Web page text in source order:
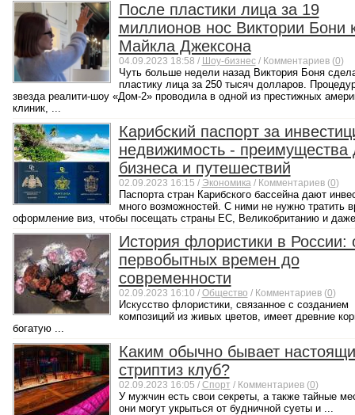
После пластики лица за 19
миллионов нос Виктории Бони
Майкла Джексона
04.09.2023 18:58 / Шоу-бизнес/ Комментариев (0)
Чуть больше недели назад Виктория Боня
пластику лица за 250 тысяч долларов.
звезда реалити-шоу «Дом-2» проводила в одной из престижных
клиник, ...
Карибский паспорт за
недвижимость - преимущества
бизнеса и путешествий
02.09.2023 16:15 / Экономика/ Комментариев (0)
Паспорта стран Карибского бассейна дают
много возможностей. С ними не нужно тратить
оформление виз, чтобы посещать страны ЕС, Великобританию и
История флористики в России:
первобытных времен до
современности
02.09.2023 16:10 / Общество / Комментариев (0)
Искусство флористики, связанное с созданием
композиций из живых цветов, имеет древние
богатую ...
Каким обычно бывает
стриптиз клуб?
02.09.2023 16:05 / Спорт / Комментариев (0)
У мужчин есть свои секреты, а также тайные
они могут укрыться от будничной суеты и ...